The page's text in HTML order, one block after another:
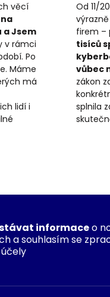
věcí
a Jsem
v rámci
Po
Máme
má
lidí i
Od 11/
firem –
tisíců
vůbec
zákon
splnila
informaceo
a souhlasím se